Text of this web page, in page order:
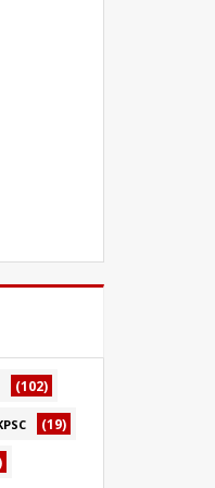
(102)
(19)